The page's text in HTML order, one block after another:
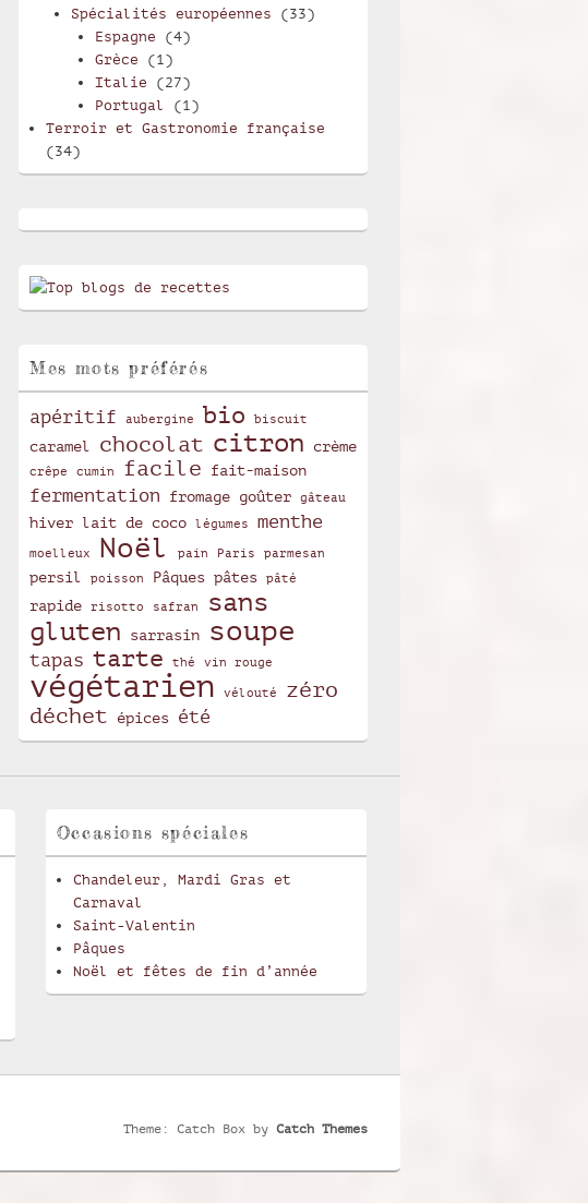
Spécialités européennes (33)
Espagne (4)
Grèce (1)
Italie (27)
Portugal
(1)
Terroir et Gastronomie française
(34)
Mes mots préférés
apéritif aubergine bio biscuit
caramel chocolat citron crème
crêpe cumin facile fait-maison
fermentation fromage goûter gâteau
hiver lait de coco légumes menthe
moelleux Noël pain Paris parmesan
persil poisson Pâques pâtes pâté
rapide risotto safran
sans
gluten
sarrasin soupe
tapas tarte thé vin rouge
végétarien vélouté
zéro
déchet
épices été
Occasions spéciales
Chandeleur, Mardi Gras et
Carnaval
Saint-Valentin
Pâques
Noël et fêtes de fin d’année
Theme: Catch Box by Catch Themes